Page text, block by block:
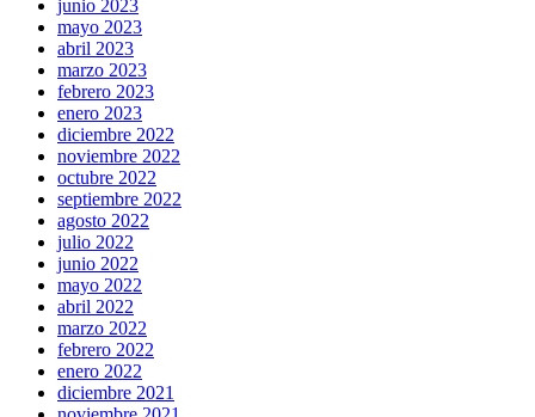
junio 2023
mayo 2023
abril 2023
marzo 2023
febrero 2023
enero 2023
diciembre 2022
noviembre 2022
octubre 2022
septiembre 2022
agosto 2022
julio 2022
junio 2022
mayo 2022
abril 2022
marzo 2022
febrero 2022
enero 2022
diciembre 2021